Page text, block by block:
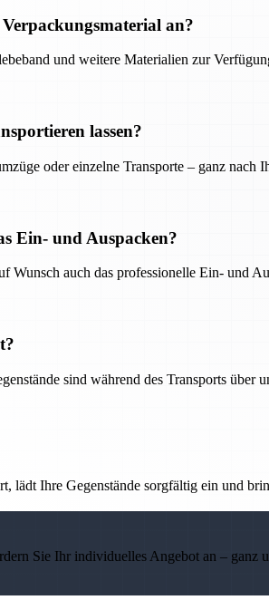
an?
und weitere Materialien zur
lassen?
oder einzelne Transporte – ganz nach
Ein- und Auspacken?
Wunsch auch das professionelle Ein- und
sind während des Transports über
lädt Ihre Gegenstände sorgfältig ein und
Sie Ihr individuelles Angebot an – ganz